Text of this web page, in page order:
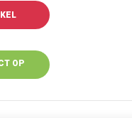
OP